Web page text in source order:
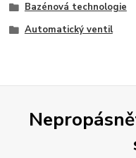
Bazénová technologie
Automatický ventil